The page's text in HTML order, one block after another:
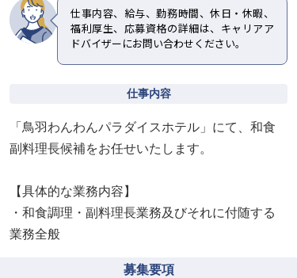
仕事内容、給与、勤務時間、休日・休暇、
福利厚生、応募資格の詳細は、キャリアア
ドバイザーにお問い合わせください。
仕事内容
「鳥羽わんわんパラダイスホテル」にて、和食
副料理長候補をお任せいたします。
【具体的な業務内容】
・和食調理・副料理長業務及びそれに付随する
業務全般
募集要項